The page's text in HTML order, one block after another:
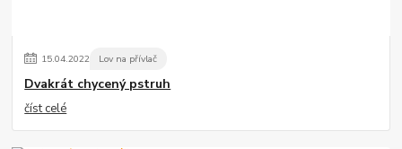
15.04.2022 Lov na přívlač
Dvakrát chycený pstruh
číst celé